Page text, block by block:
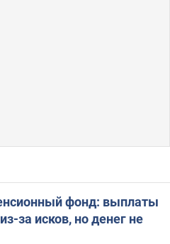
фонд: выплаты
за исков, но денег не